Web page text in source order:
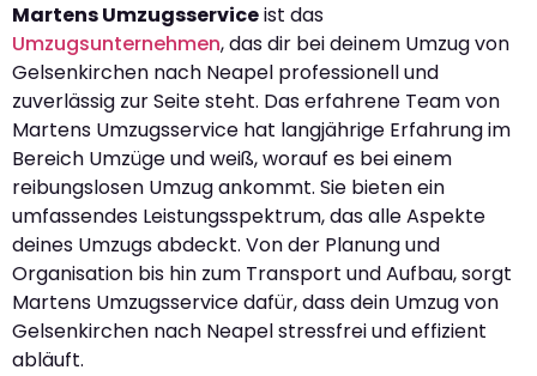
Martens Umzugsserviceist das
Umzugsunternehmen, das dir bei deinem Umzug von
Gelsenkirchen nach Neapel professionell und
zuverlässig zur Seite steht. Das erfahrene Team von
Martens Umzugsservice hat langjährige Erfahrung im
Bereich Umzüge und weiß, worauf es bei einem
reibungslosen Umzug ankommt. Sie bieten ein
umfassendes Leistungsspektrum, das alle Aspekte
deines Umzugs abdeckt. Von der Planung und
Organisation bis hin zum Transport und Aufbau, sorgt
Martens Umzugsservice dafür, dass dein Umzug von
Gelsenkirchen nach Neapel stressfrei und effizient
abläuft.